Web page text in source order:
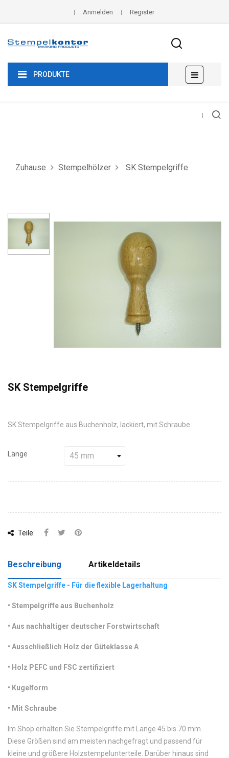
Anmelden Register
PRODUKTE
der
☰
Zuhause Stempelhölzer SK Stempelgriffe
SK Stempelgriffe
SK Stempelgriffe aus Buchenholz, lackiert, mit Schraube
Länge
Teile:
Beschreibung Artikeldetails
SK Stempelgriffe - Für die flexible Lagerhaltung
• Stempelgriffe aus Buchenholz
• Aus nachhaltiger deutscher Forstwirtschaft
• Ausschließlich Holz der Güteklasse A
• Holz PEFC und FSC zertifiziert
• Kugelform
• Mit Schraube
Im Shop erhalten Sie Stempelgriffe mit Länge 45 bis 70 mm.
Diese Größen sind am meisten nachgefragt und passend für
kleine und größere Holzstempelunterteile. Darüber hinaus sind